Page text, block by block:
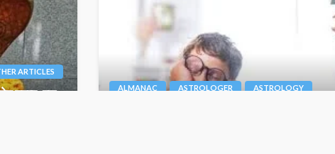
ARTICLES
महत्व, इस
ALMANAC ASTROLOGER ASTROLOGY